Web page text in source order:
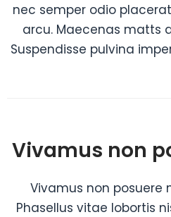
nec semper odio
arcu. Maecenas matts
Suspendisse pulvina
Vivamus non
Vivamus non posuere
Phasellus vitae lobortis